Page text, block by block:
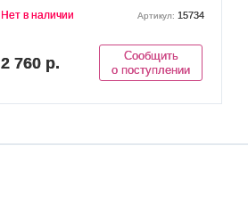
Нет в наличии Артикул: 15734
2 760 р.
Сообщить
о поступлении